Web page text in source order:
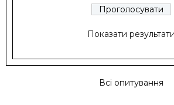
Показати результати
Всі опитування